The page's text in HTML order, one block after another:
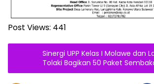
Post Views: 441
Sinergi UPP Kelas I Molawe dan
Tolaki Bagikan 50 Paket
Kurang Mampu